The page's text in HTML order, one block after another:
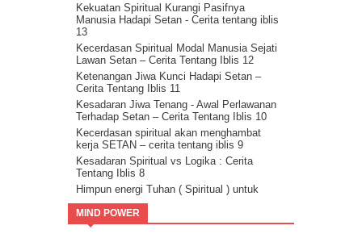
Kekuatan Spiritual Kurangi Pasifnya
Manusia Hadapi Setan - Cerita tentang iblis
13
Kecerdasan Spiritual Modal Manusia Sejati
Lawan Setan – Cerita Tentang Iblis 12
Ketenangan Jiwa Kunci Hadapi Setan –
Cerita Tentang Iblis 11
Kesadaran Jiwa Tenang - Awal Perlawanan
Terhadap Setan – Cerita Tentang Iblis 10
Kecerdasan spiritual akan menghambat
kerja SETAN – cerita tentang iblis 9
Kesadaran Spiritual vs Logika : Cerita
Tentang Iblis 8
Himpun energi Tuhan ( Spiritual ) untuk
kalahkan Setan – Cerita tentang iblis 7
Cara kalahkan setan dengan kristalisasi
Firman Tuhan – cerita tentang iblis 6
MIND POWER